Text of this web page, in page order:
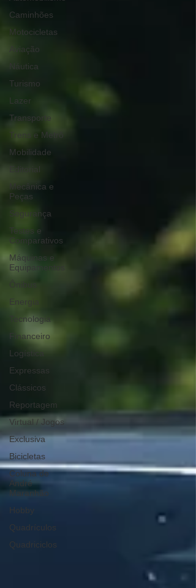
Caminhões
Motocicletas
Aviação
Náutica
Turismo
Lazer
Transporte
Trens e Metrô
Mobilidade
Editorial
Mecânica e
Peças
Segurança
Testes e
Comparativos
Máquinas e
Equipamentos
Energia
Tecnologia
Financeiro
Logística
Expressas
Clássicos
Reportagem
Virtual / Jogos
Exclusiva
Bicicletas
Coluna de
André
Maranhão
Hobby
Quadrículos
Quadriciclos